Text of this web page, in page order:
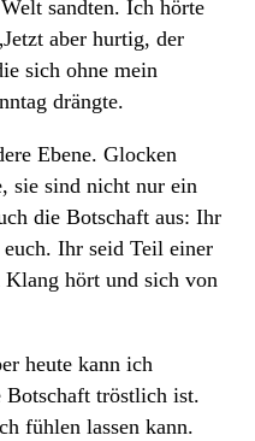
sandten. Ich hörte
aber hurtig, der
sich ohne mein
drängte.
Ebene. Glocken
sie sind nicht nur ein
die Botschaft aus: Ihr
Ihr seid Teil einer
Klang hört und sich von
heute kann ich
Botschaft tröstlich ist.
fühlen lassen kann.